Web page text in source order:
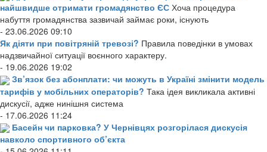
найшвидше отримати громадянство ЄС Хоча процедура
набуття громадянства зазвичай займає роки, існують
- 23.06.2026 09:10
Як діяти при повітряній тревозі? Правила поведінки в умовах
надзвичайної ситуації воєнного характеру.
- 19.06.2026 19:02
Зв’язок без абонплати: чи можуть в Україні змінити модель
тарифів у мобільних операторів? Така ідея викликала активні
дискусії, адже нинішня система
- 17.06.2026 11:24
Басейн чи парковка? У Чернівцях розгорілася дискусія
навколо спортивного об’єкта